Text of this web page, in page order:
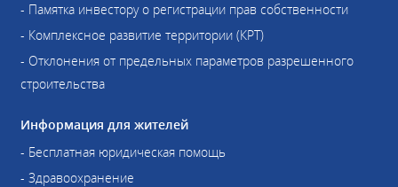
- Памятка инвестору о регистрации прав собственности
- Комплексное развитие территории (КРТ)
- Отклонения от предельных параметров разрешенного
строительства
Информация для жителей
- Бесплатная юридическая помощь
- Здравоохранение